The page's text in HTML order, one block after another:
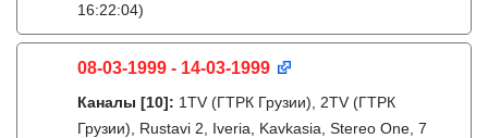
16:22:04)
08-03-1999 - 14-03-1999
Каналы [10]: 1TV (ГТРК Грузии), 2TV (ГТРК
Грузии), Rustavi 2, Iveria, Kavkasia, Stereo One, 7